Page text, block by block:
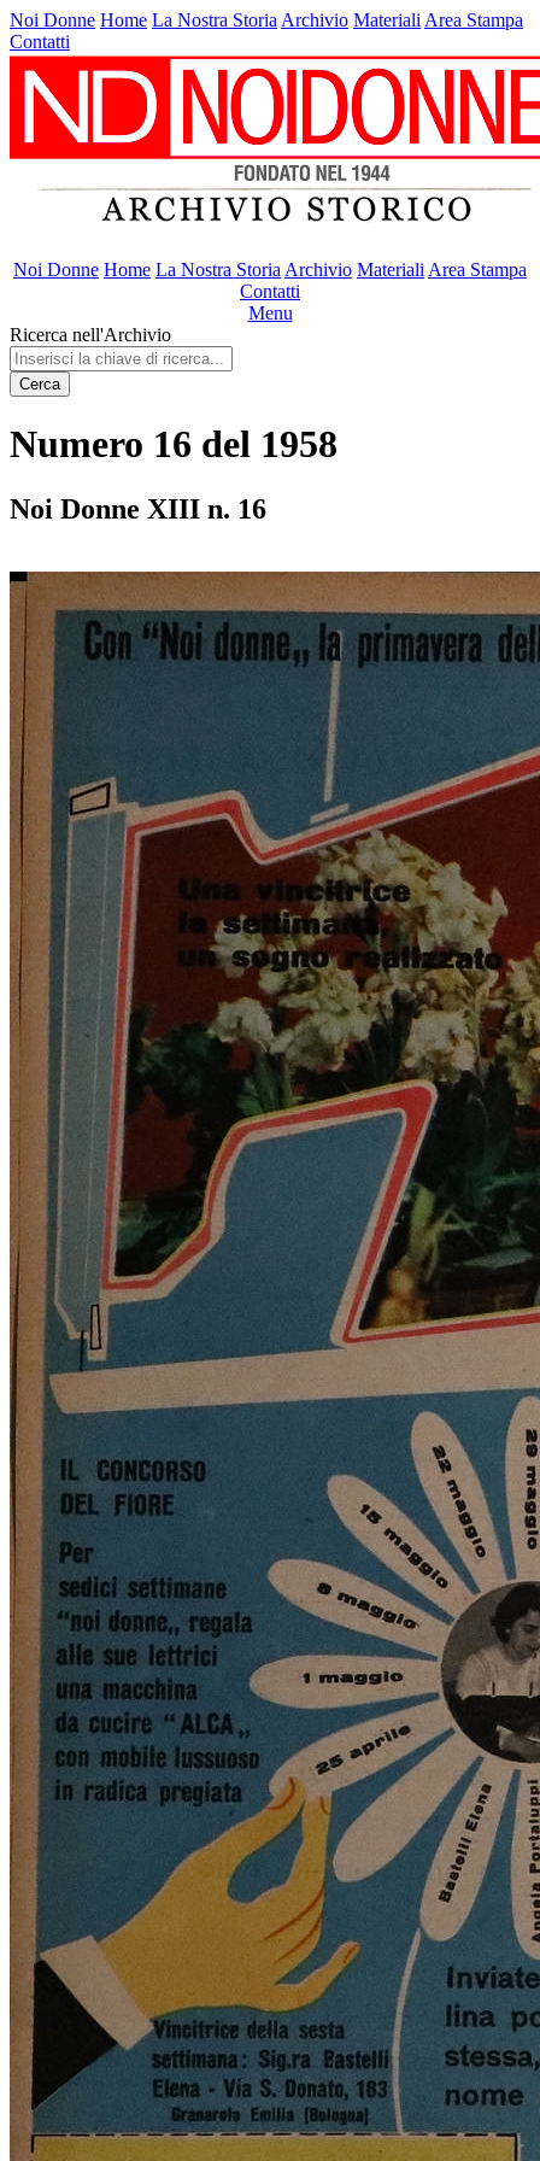
Noi Donne Home La Nostra Storia Archivio Materiali Area Stampa
Contatti
Noi Donne Home La Nostra Storia Archivio Materiali Area Stampa
Contatti
Menu
Ricerca nell'Archivio
Cerca
Numero 16 del 1958
Noi Donne XIII n. 16